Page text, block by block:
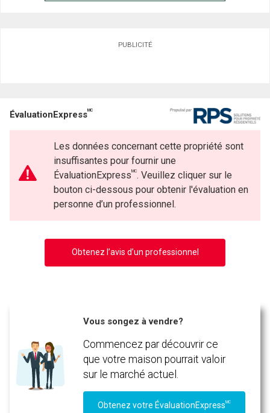
PUBLICITÉ
ÉvaluationExpressMC
Les données concernant cette propriété sont
insuffisantes pour fournir une
ÉvaluationExpressMC. Veuillez cliquer sur le
bouton ci-dessous pour obtenir l'évaluation en
personne d’un professionnel.
Obtenez l’avis d’un professionnel
Vous songez à vendre?
Commencez par découvrir ce
que votre maison pourrait valoir
sur le marché actuel.
Obtenez votre ÉvaluationExpressMC